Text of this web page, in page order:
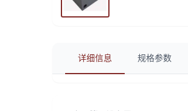
详细信息 规格参数